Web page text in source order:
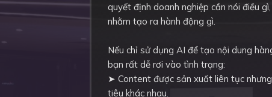
quyết định doanh nghiệp cần nói điều
nhằm tạo ra hành động gì.
Nếu chỉ sử dụng AI để tạo nội dung
bạn rất dễ rơi vào tình trạng:
➤ Content được sản xuất liên tục
tiêu khác nhau.